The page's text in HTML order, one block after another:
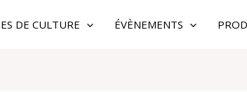
DE CULTURE ÉVÈNEMENTS